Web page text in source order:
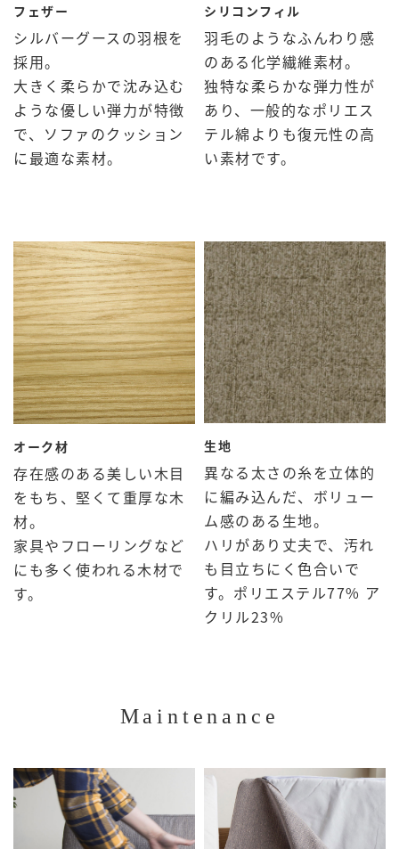
フェザー
シルバーグースの羽根を
採用。
大きく柔らかで沈み込む
ような優しい弾力が特徴
で、ソファのクッション
に最適な素材。
シリコンフィル
羽毛のようなふんわり感
のある化学繊維素材。
独特な柔らかな弾力性が
あり、一般的なポリエス
テル綿よりも復元性の高
い素材です。
オーク材
存在感のある美しい木目
をもち、堅くて重厚な木
材。
家具やフローリングなど
にも多く使われる木材で
す。
生地
異なる太さの糸を立体的
に編み込んだ、ボリュー
ム感のある生地。
ハリがあり丈夫で、汚れ
も目立ちにく色合いで
す。ポリエステル77% ア
クリル23%
Maintenance